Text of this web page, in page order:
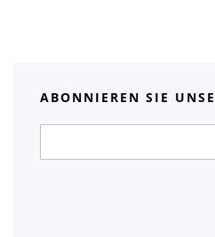
ABONNIEREN SIE
Newsletter: